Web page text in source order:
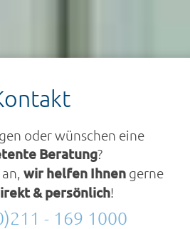
oder wünschen eine
Beratung?
wir helfen Ihnengerne
& persönlich!
- 169 1000